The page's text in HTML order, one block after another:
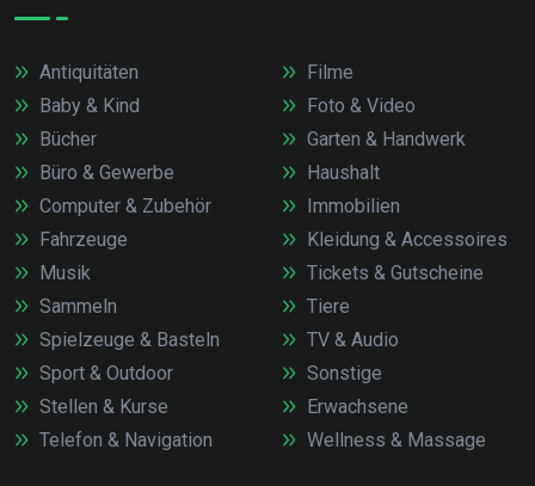
Antiquitäten
Baby & Kind
Bücher
Büro & Gewerbe
Computer & Zubehör
Fahrzeuge
Filme
Foto & Video
Garten & Handwerk
Haushalt
Immobilien
Kleidung & Accessoires
Musik
Sammeln
Spielzeuge & Basteln
Sport & Outdoor
Stellen & Kurse
Telefon & Navigation
Tickets & Gutscheine
Tiere
TV & Audio
Sonstige
Erwachsene
Wellness & Massage